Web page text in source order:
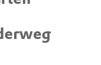
Steile